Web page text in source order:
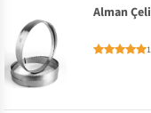
Alman